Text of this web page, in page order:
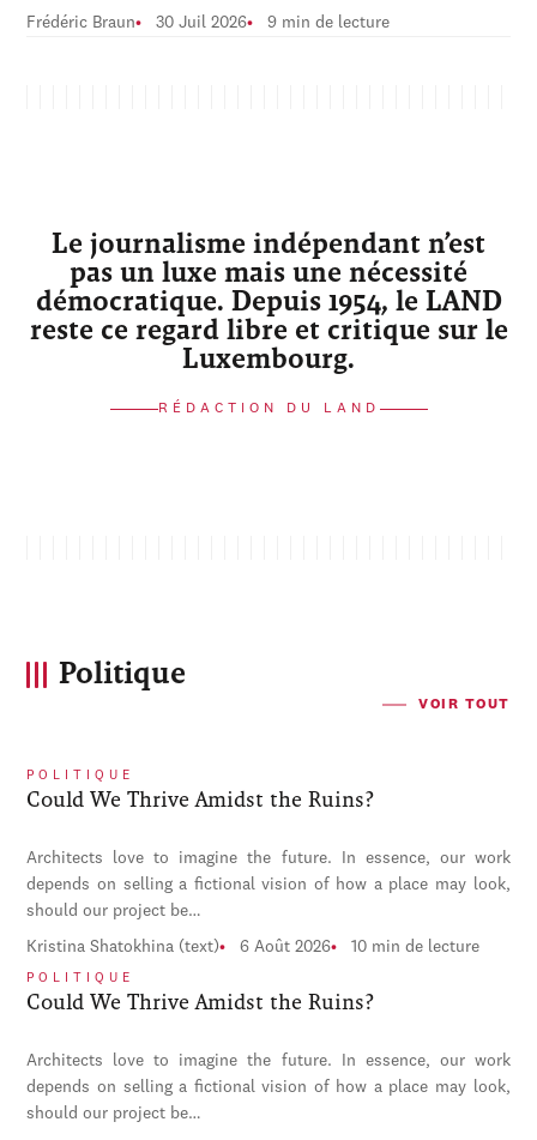
Frédéric Braun 30 Juil 2026 9 min de lecture
Le journalisme indépendant n’est
pas un luxe mais une nécessité
démocratique. Depuis 1954, le LAND
reste ce regard libre et critique sur le
Luxembourg.
RÉDACTION DU LAND
Politique
VOIR TOUT
POLITIQUE
Could We Thrive Amidst the Ruins?
Architects love to imagine the future. In essence, our work
depends on selling a fictional vision of how a place may look,
should our project be…
Kristina Shatokhina (text) 6 Août 2026 10 min de lecture
POLITIQUE
Could We Thrive Amidst the Ruins?
Architects love to imagine the future. In essence, our work
depends on selling a fictional vision of how a place may look,
should our project be…